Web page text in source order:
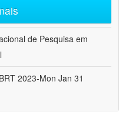
de Pesquisa em
2023-Mon Jan 31